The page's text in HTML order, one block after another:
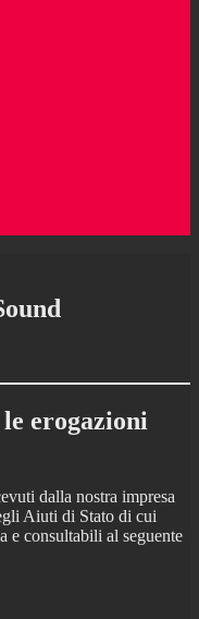
erogazioni
dalla nostra impresa
Aiuti di Stato di cui
e consultabili al seguente